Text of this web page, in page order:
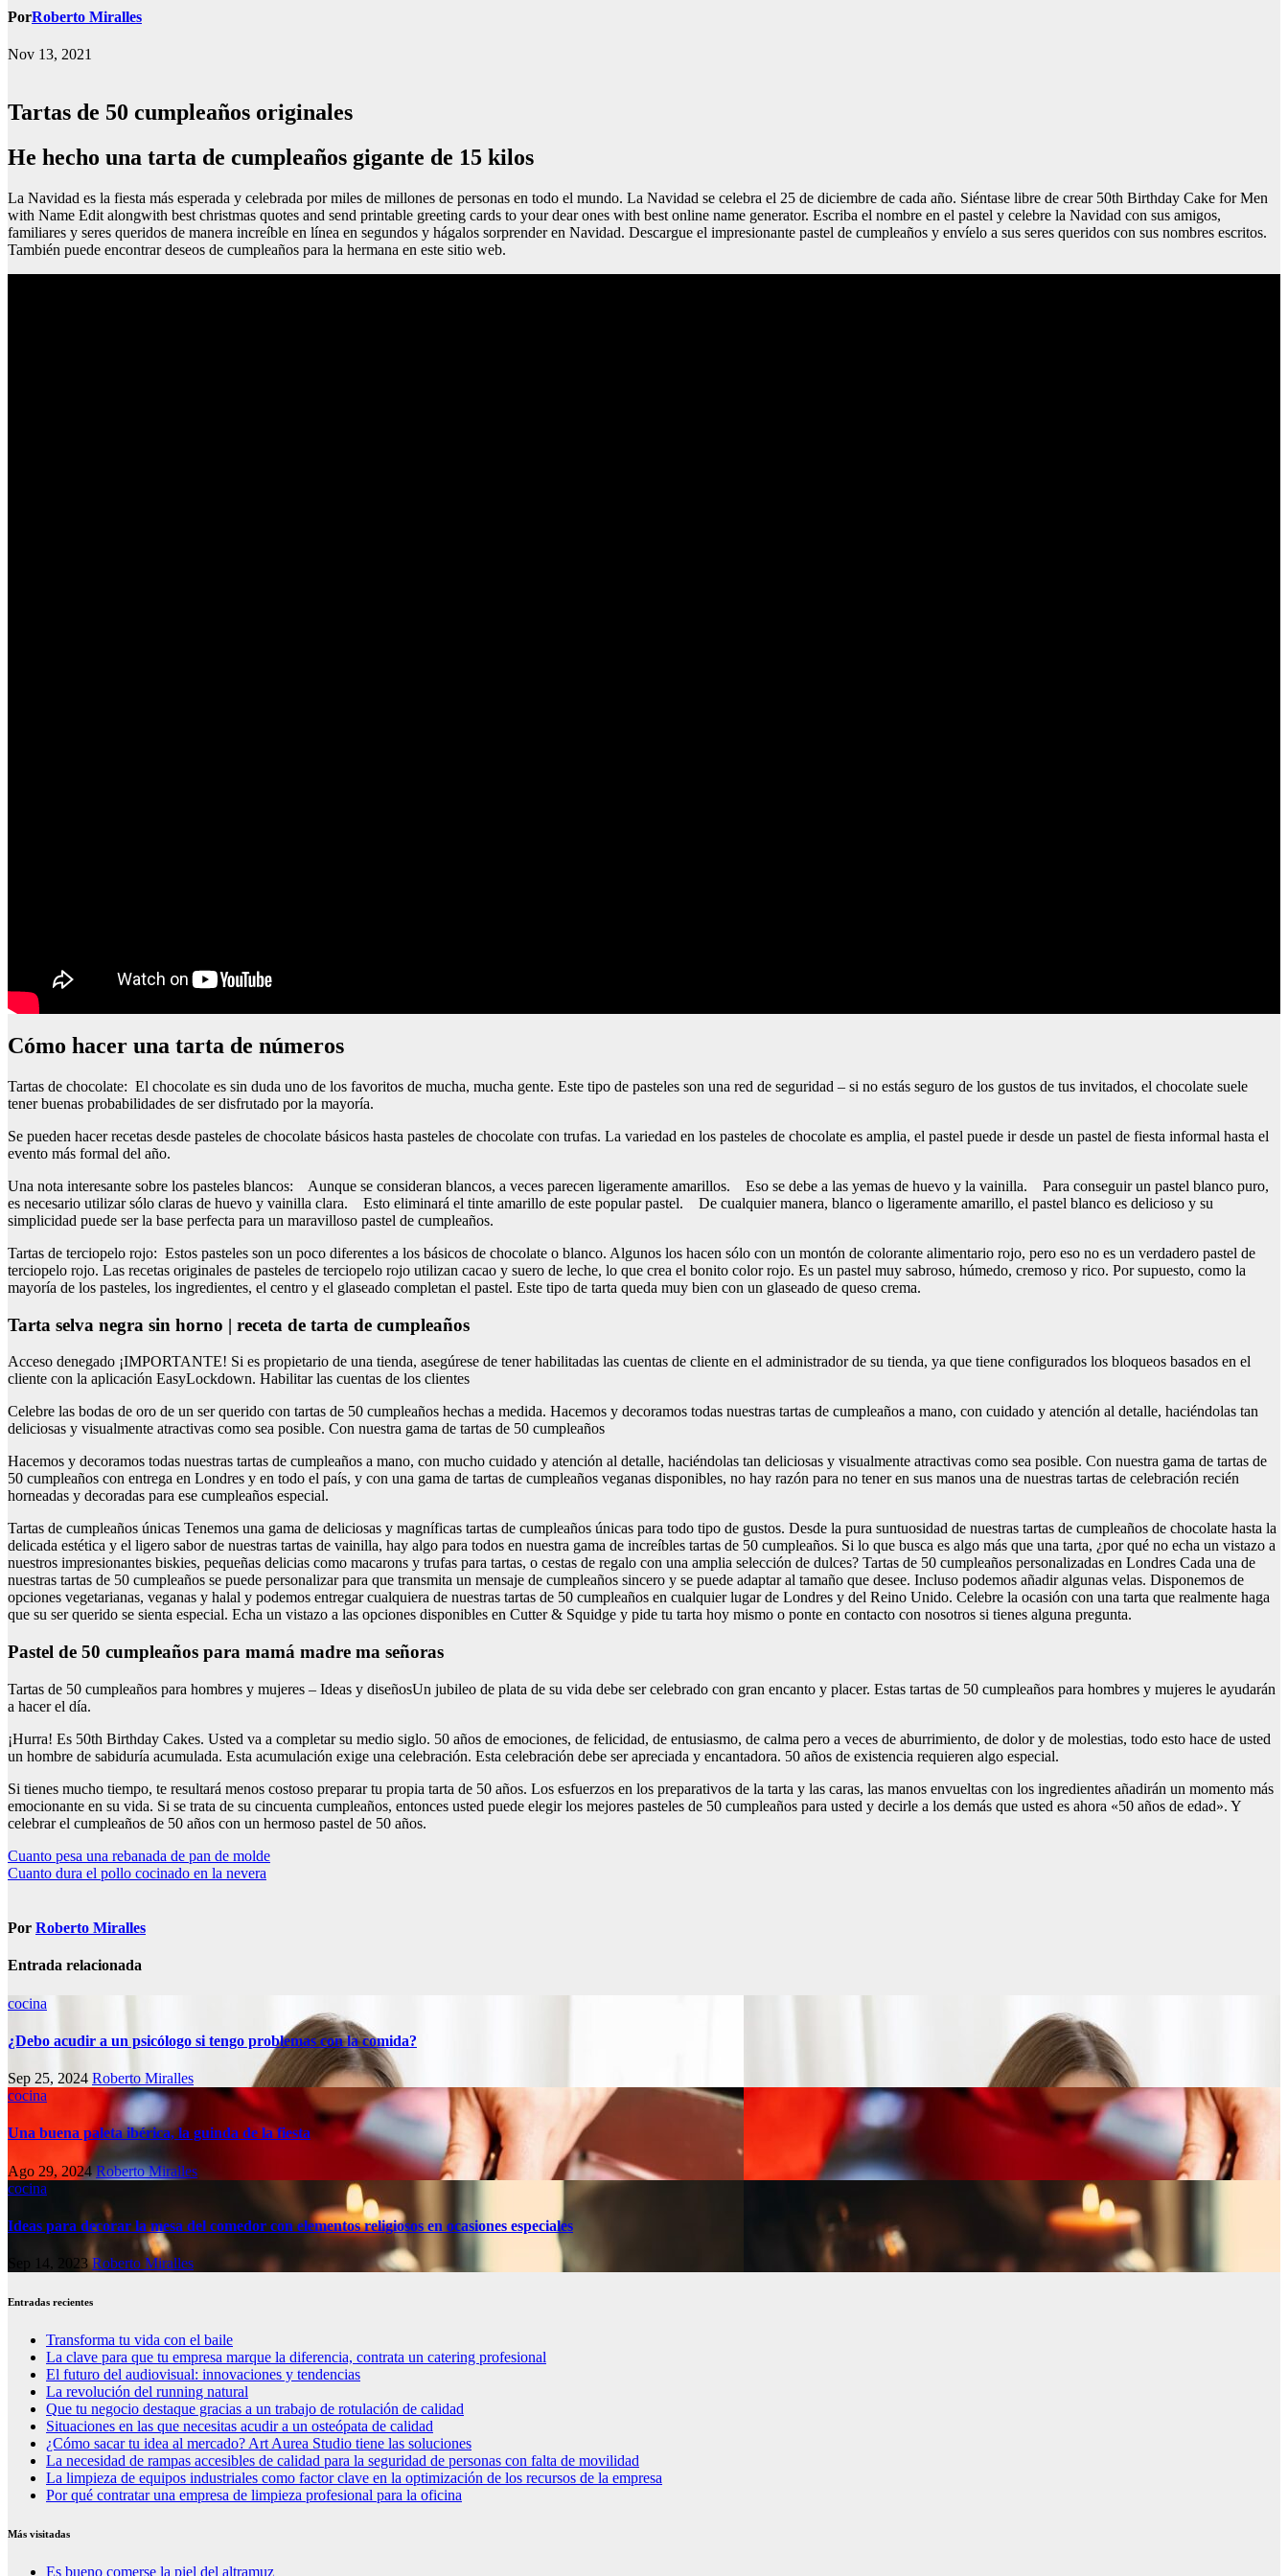
PorRoberto Miralles
Nov 13, 2021
Tartas de 50 cumpleaños originales
he hecho una tarta de cumpleaños gigante de 15 kilos
La Navidad es la fiesta más esperada y celebrada por miles de millones de personas en todo el mundo. La Navidad se celebra el 25 de diciembre de cada año. Siéntase libre de crear 50th Birthday Cake for Men
with Name Edit alongwith best christmas quotes and send printable greeting cards to your dear ones with best online name generator. Escriba el nombre en el pastel y celebre la Navidad con sus amigos,
familiares y seres queridos de manera increíble en línea en segundos y hágalos sorprender en Navidad. Descargue el impresionante pastel de cumpleaños y envíelo a sus seres queridos con sus nombres escritos.
También puede encontrar deseos de cumpleaños para la hermana en este sitio web.
cómo hacer una tarta de números
Tartas de chocolate: El chocolate es sin duda uno de los favoritos de mucha, mucha gente. Este tipo de pasteles son una red de seguridad – si no estás seguro de los gustos de tus invitados, el chocolate suele
tener buenas probabilidades de ser disfrutado por la mayoría.
Se pueden hacer recetas desde pasteles de chocolate básicos hasta pasteles de chocolate con trufas. La variedad en los pasteles de chocolate es amplia, el pastel puede ir desde un pastel de fiesta informal hasta el
evento más formal del año.
Una nota interesante sobre los pasteles blancos: Aunque se consideran blancos, a veces parecen ligeramente amarillos. Eso se debe a las yemas de huevo y la vainilla. Para conseguir un pastel blanco puro,
es necesario utilizar sólo claras de huevo y vainilla clara. Esto eliminará el tinte amarillo de este popular pastel. De cualquier manera, blanco o ligeramente amarillo, el pastel blanco es delicioso y su
simplicidad puede ser la base perfecta para un maravilloso pastel de cumpleaños.
Tartas de terciopelo rojo: Estos pasteles son un poco diferentes a los básicos de chocolate o blanco. Algunos los hacen sólo con un montón de colorante alimentario rojo, pero eso no es un verdadero pastel de
terciopelo rojo. Las recetas originales de pasteles de terciopelo rojo utilizan cacao y suero de leche, lo que crea el bonito color rojo. Es un pastel muy sabroso, húmedo, cremoso y rico. Por supuesto, como la
mayoría de los pasteles, los ingredientes, el centro y el glaseado completan el pastel. Este tipo de tarta queda muy bien con un glaseado de queso crema.
tarta selva negra sin horno | receta de tarta de cumpleaños
Acceso denegado ¡IMPORTANTE! Si es propietario de una tienda, asegúrese de tener habilitadas las cuentas de cliente en el administrador de su tienda, ya que tiene configurados los bloqueos basados en el
cliente con la aplicación EasyLockdown. Habilitar las cuentas de los clientes
Celebre las bodas de oro de un ser querido con tartas de 50 cumpleaños hechas a medida. Hacemos y decoramos todas nuestras tartas de cumpleaños a mano, con cuidado y atención al detalle, haciéndolas tan
deliciosas y visualmente atractivas como sea posible. Con nuestra gama de tartas de 50 cumpleaños
Hacemos y decoramos todas nuestras tartas de cumpleaños a mano, con mucho cuidado y atención al detalle, haciéndolas tan deliciosas y visualmente atractivas como sea posible. Con nuestra gama de tartas de
50 cumpleaños con entrega en Londres y en todo el país, y con una gama de tartas de cumpleaños veganas disponibles, no hay razón para no tener en sus manos una de nuestras tartas de celebración recién
horneadas y decoradas para ese cumpleaños especial.
Tartas de cumpleaños únicas Tenemos una gama de deliciosas y magníficas tartas de cumpleaños únicas para todo tipo de gustos. Desde la pura suntuosidad de nuestras tartas de cumpleaños de chocolate hasta la
delicada estética y el ligero sabor de nuestras tartas de vainilla, hay algo para todos en nuestra gama de increíbles tartas de 50 cumpleaños. Si lo que busca es algo más que una tarta, ¿por qué no echa un vistazo a
nuestros impresionantes biskies, pequeñas delicias como macarons y trufas para tartas, o cestas de regalo con una amplia selección de dulces? Tartas de 50 cumpleaños personalizadas en Londres Cada una de
nuestras tartas de 50 cumpleaños se puede personalizar para que transmita un mensaje de cumpleaños sincero y se puede adaptar al tamaño que desee. Incluso podemos añadir algunas velas. Disponemos de
opciones vegetarianas, veganas y halal y podemos entregar cualquiera de nuestras tartas de 50 cumpleaños en cualquier lugar de Londres y del Reino Unido. Celebre la ocasión con una tarta que realmente haga
que su ser querido se sienta especial. Echa un vistazo a las opciones disponibles en Cutter & Squidge y pide tu tarta hoy mismo o ponte en contacto con nosotros si tienes alguna pregunta.
pastel de 50 cumpleaños para mamá madre ma señoras
Tartas de 50 cumpleaños para hombres y mujeres – Ideas y diseñosUn jubileo de plata de su vida debe ser celebrado con gran encanto y placer. Estas tartas de 50 cumpleaños para hombres y mujeres le ayudarán
a hacer el día.
¡Hurra! Es 50th Birthday Cakes. Usted va a completar su medio siglo. 50 años de emociones, de felicidad, de entusiasmo, de calma pero a veces de aburrimiento, de dolor y de molestias, todo esto hace de usted
un hombre de sabiduría acumulada. Esta acumulación exige una celebración. Esta celebración debe ser apreciada y encantadora. 50 años de existencia requieren algo especial.
Si tienes mucho tiempo, te resultará menos costoso preparar tu propia tarta de 50 años. Los esfuerzos en los preparativos de la tarta y las caras, las manos envueltas con los ingredientes añadirán un momento más
emocionante en su vida. Si se trata de su cincuenta cumpleaños, entonces usted puede elegir los mejores pasteles de 50 cumpleaños para usted y decirle a los demás que usted es ahora «50 años de edad». Y
celebrar el cumpleaños de 50 años con un hermoso pastel de 50 años.
Navegación
de
Cuanto pesa una rebanada de pan de molde
Cuanto dura el pollo cocinado en la nevera
Por Roberto Miralles
Entrada relacionada
cocina
¿Debo acudir a un psicólogo si tengo problemas con la comida?
Sep 25, 2024 Roberto Miralles
cocina
Una buena paleta ibérica, la guinda de la fiesta
Ago 29, 2024Roberto Miralles
cocina
Ideas para decorar la mesa del comedor con elementos religiosos en ocasiones especiales
Sep 14, 2023Roberto Miralles
Entradas recientes
Transforma tu vida con el baile
La clave para que tu empresa marque la diferencia, contrata un catering profesional
El futuro del audiovisual: innovaciones y tendencias
La revolución del running natural
Que tu negocio destaque gracias a un trabajo de rotulación de calidad
Situaciones en las que necesitas acudir a un osteópata de calidad
¿Cómo sacar tu idea al mercado? Art Aurea Studio tiene las soluciones
La necesidad de rampas accesibles de calidad para la seguridad de personas con falta de movilidad
La limpieza de equipos industriales como factor clave en la optimización de los recursos de la empresa
Por qué contratar una empresa de limpieza profesional para la oficina
Más visitadas
Es bueno comerse la piel del altramuz